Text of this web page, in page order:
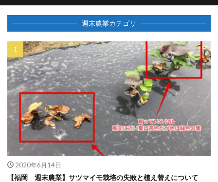
週末農業カテゴリ
2020年6月14日
【福岡 週末農業】サツマイモ栽培の失敗と植え替えについて